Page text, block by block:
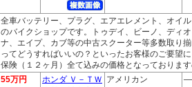
全車バッテリー、プラグ、エアエレメント、オイ
のバイクショップです。トゥデイ、ビーノ、ディ
ナ、エイプ、カブ等の中古スクーター等多数取り
ってどうすればいいの？といったお客様のご要望
保険（１２ヶ月）全て込みの価格となっておりま
55万円
ホンダ Ｖ－ＴＷ アメリカン ―